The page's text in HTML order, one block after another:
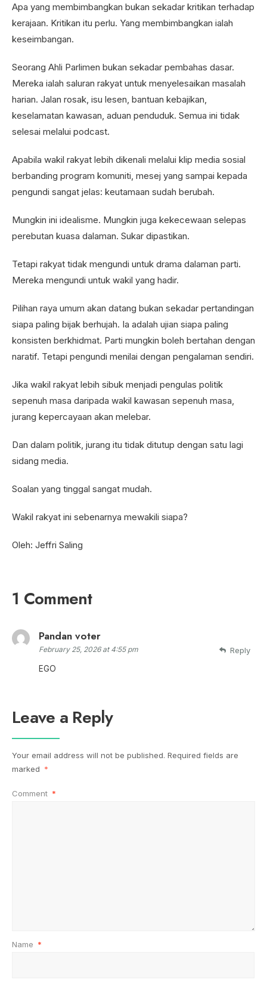
Apa yang membimbangkan bukan sekadar kritikan terhadap
kerajaan. Kritikan itu perlu. Yang membimbangkan ialah
keseimbangan.
Seorang Ahli Parlimen bukan sekadar pembahas dasar.
Mereka ialah saluran rakyat untuk menyelesaikan masalah
harian. Jalan rosak, isu lesen, bantuan kebajikan,
keselamatan kawasan, aduan penduduk. Semua ini tidak
selesai melalui podcast.
Apabila wakil rakyat lebih dikenali melalui klip media sosial
berbanding program komuniti, mesej yang sampai kepada
pengundi sangat jelas: keutamaan sudah berubah.
Mungkin ini idealisme. Mungkin juga kekecewaan selepas
perebutan kuasa dalaman. Sukar dipastikan.
Tetapi rakyat tidak mengundi untuk drama dalaman parti.
Mereka mengundi untuk wakil yang hadir.
Pilihan raya umum akan datang bukan sekadar pertandingan
siapa paling bijak berhujah. Ia adalah ujian siapa paling
konsisten berkhidmat. Parti mungkin boleh bertahan dengan
naratif. Tetapi pengundi menilai dengan pengalaman sendiri.
Jika wakil rakyat lebih sibuk menjadi pengulas politik
sepenuh masa daripada wakil kawasan sepenuh masa,
jurang kepercayaan akan melebar.
Dan dalam politik, jurang itu tidak ditutup dengan satu lagi
sidang media.
Soalan yang tinggal sangat mudah.
Wakil rakyat ini sebenarnya mewakili siapa?
Oleh: Jeffri Saling
1 Comment
Pandan voter
February 25, 2026 at 4:55 pm
EGO
Reply
Leave a Reply
Your email address will not be published. Required fields are
marked *
Comment *
Name *